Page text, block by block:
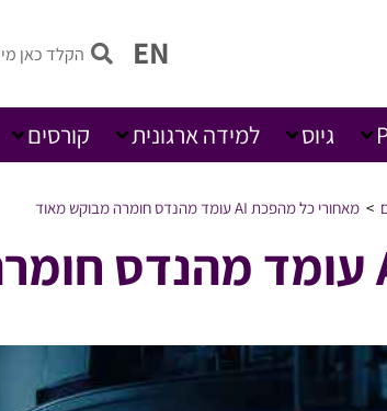
EN
גיוס למידה ארגונית קורסים
> מאחורי כל מהפכת AI עומד מהנדס חומרה מבוקש מאוד